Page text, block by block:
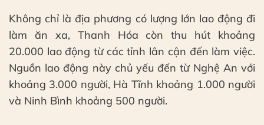
Không chỉ là địa phương có lượng lớn lao động đi
làm ăn xa, Thanh Hóa còn thu hút khoảng
20.000 lao động từ các tỉnh lân cận đến làm việc.
Nguồn lao động này chủ yếu đến từ Nghệ An với
khoảng 3.000 người, Hà Tĩnh khoảng 1.000 người
và Ninh Bình khoảng 500 người.